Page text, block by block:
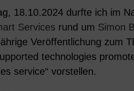
18.10.2024 durfte ich im
Services rund um Simon
Veröffentlichung zum
technologies
service“ vorstellen.